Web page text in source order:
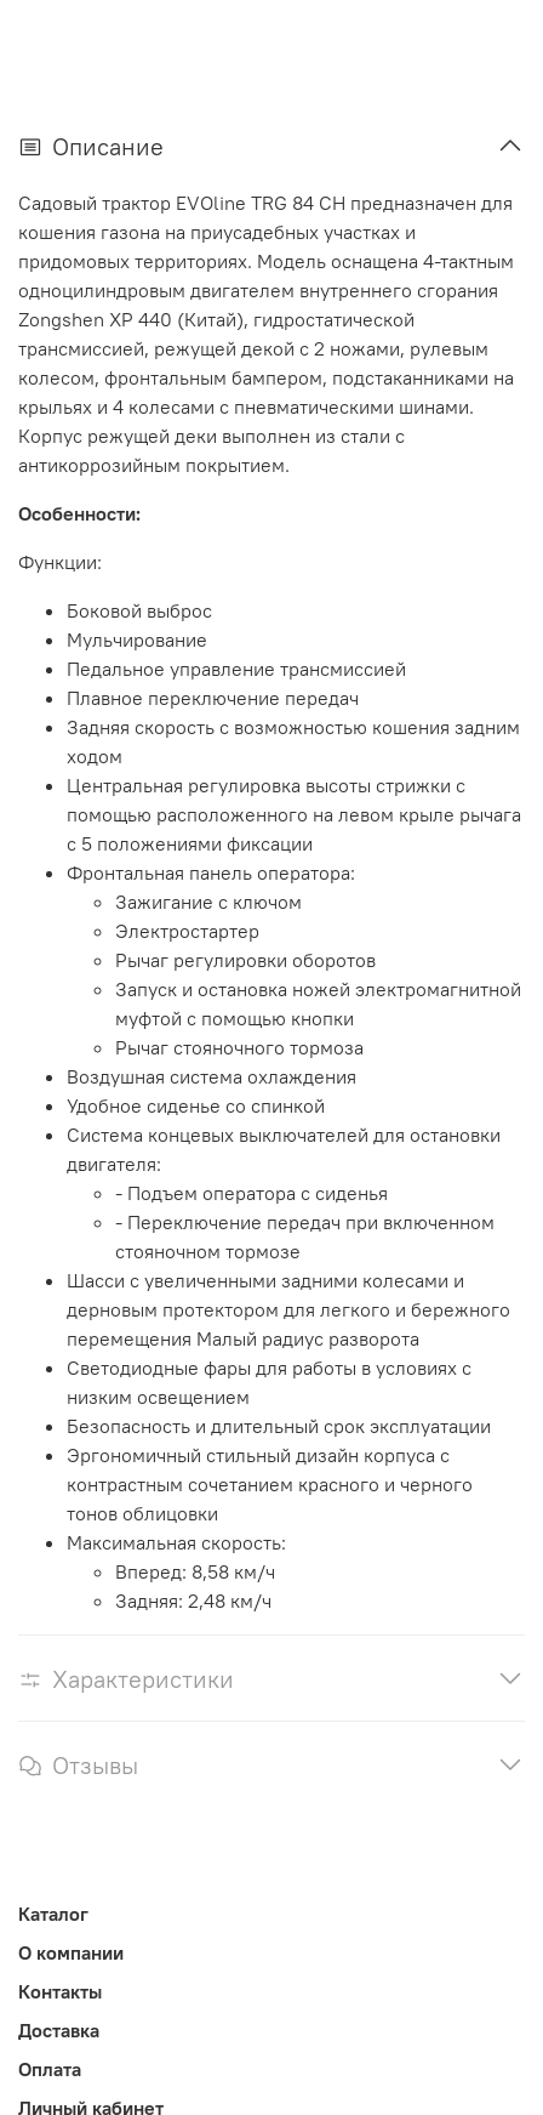
Описание
Садовый трактор EVOline TRG 84 CH предназначен для
кошения газона на приусадебных участках и
придомовых территориях. Модель оcнащена 4-тактным
одноцилиндровым двигателем внутреннего сгорания
Zongshen XP 440 (Китай), гидростатической
трансмиссией, режущей декой с 2 ножами, рулевым
колесом, фронтальным бампером, подстаканниками на
крыльях и 4 колесами с пневматическими шинами.
Корпус режущей деки выполнен из стали с
антикоррозийным покрытием.
Особенности:
Функции:
Боковой выброс
Мульчирование
Педальное управление трансмиссией
Плавное переключение передач
Задняя скорость с возможностью кошения задним
ходом
Центральная регулировка высоты стрижки с
помощью расположенного на левом крыле рычага
с 5 положениями фиксации
Фронтальная панель оператора:
Зажигание с ключом
Электростартер
Рычаг регулировки оборотов
Запуск и остановка ножей электромагнитной
муфтой с помощью кнопки
Рычаг стояночного тормоза
Воздушная система охлаждения
Удобное сиденье со спинкой
Система концевых выключателей для остановки
двигателя:
- Подъем оператора с сиденья
- Переключение передач при включенном
стояночном тормозе
Шасси с увеличенными задними колесами и
дерновым протектором для легкого и бережного
перемещения Малый радиус разворота
Светодиодные фары для работы в условиях с
низким освещением
Безопасность и длительный срок эксплуатации
Эргономичный стильный дизайн корпуса с
контрастным сочетанием красного и черного
тонов облицовки
Максимальная скорость:
Вперед: 8,58 км/ч
Задняя: 2,48 км/ч
Характеристики
Отзывы
Каталог
О компании
Контакты
Доставка
Оплата
Личный кабинет